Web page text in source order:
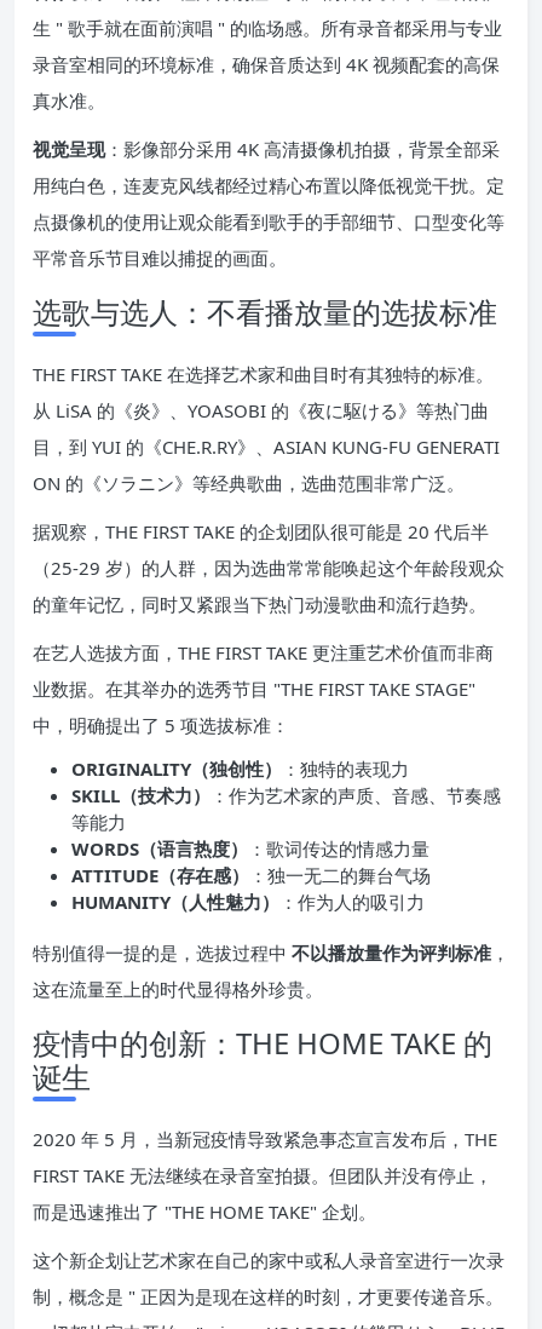
生 " 歌手就在面前演唱 " 的临场感。所有录音都采用与专业
录音室相同的环境标准，确保音质达到 4K 视频配套的高保
真水准。
视觉呈现：影像部分采用 4K 高清摄像机拍摄，背景全部采
用纯白色，连麦克风线都经过精心布置以降低视觉干扰。定
点摄像机的使用让观众能看到歌手的手部细节、口型变化等
平常音乐节目难以捕捉的画面。
选歌与选人：不看播放量的选拔标准
THE FIRST TAKE 在选择艺术家和曲目时有其独特的标准。
从 LiSA 的《炎》、YOASOBI 的《夜に駆ける》等热门曲
目，到 YUI 的《CHE.R.RY》、ASIAN KUNG-FU GENERATI
ON 的《ソラニン》等经典歌曲，选曲范围非常广泛。
据观察，THE FIRST TAKE 的企划团队很可能是 20 代后半
（25-29 岁）的人群，因为选曲常常能唤起这个年龄段观众
的童年记忆，同时又紧跟当下热门动漫歌曲和流行趋势。
在艺人选拔方面，THE FIRST TAKE 更注重艺术价值而非商
业数据。在其举办的选秀节目 "THE FIRST TAKE STAGE"
中，明确提出了 5 项选拔标准：
ORIGINALITY（独创性）
：独特的表现力
SKILL（技术力）
：作为艺术家的声质、音感、节奏感
等能力
WORDS（语言热度）
：歌词传达的情感力量
ATTITUDE（存在感）
：独一无二的舞台气场
HUMANITY（人性魅力）
：作为人的吸引力
特别值得一提的是，选拔过程中 不以播放量作为评判标准 ，
这在流量至上的时代显得格外珍贵。
疫情中的创新：THE HOME TAKE 的
诞生
2020 年 5 月，当新冠疫情导致紧急事态宣言发布后，THE
FIRST TAKE 无法继续在录音室拍摄。但团队并没有停止，
而是迅速推出了 "THE HOME TAKE" 企划。
这个新企划让艺术家在自己的家中或私人录音室进行一次录
制，概念是 " 正因为是现在这样的时刻，才更要传递音乐。